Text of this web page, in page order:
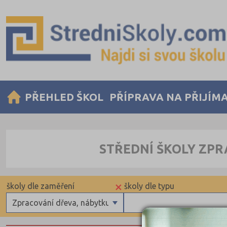
PŘEHLED ŠKOL PŘÍPRAVA NA
STŘEDNÍ ŠKOLY
školy dle typu
×
Zpracování dřeva, nábytku
školy dle zaměření